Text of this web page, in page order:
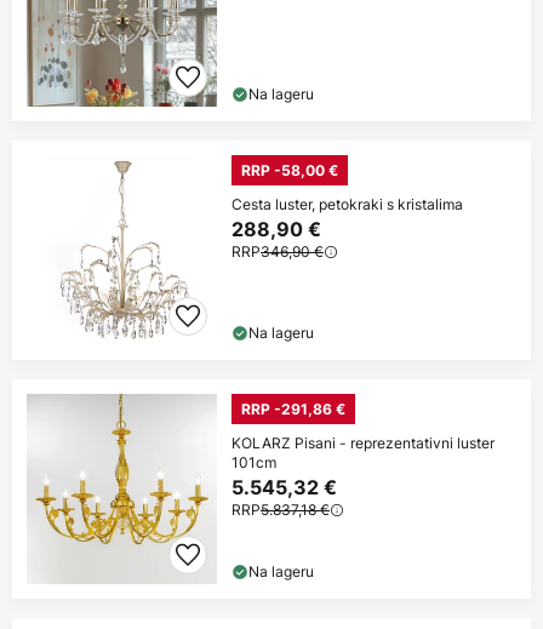
Na lageru
RRP -58,00 €
Cesta luster, petokraki s kristalima
288,90 €
RRP346,90 €
Na lageru
RRP -291,86 €
KOLARZ Pisani - reprezentativni luster
101cm
5.545,32 €
RRP5.837,18 €
Na lageru